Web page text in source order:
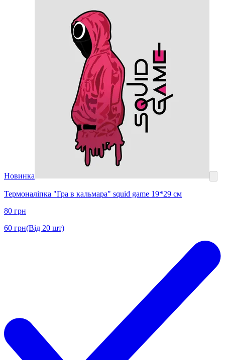
Новинка
Термоналіпка "Гра в кальмара" squid game 19*29 см
80 грн
60 грн(Від 20 шт)